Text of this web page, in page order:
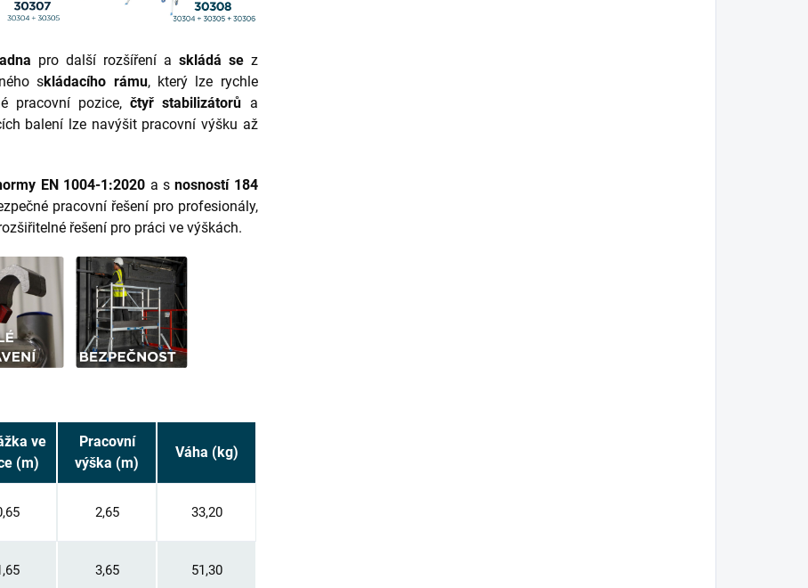
pro další rozšíření a skládá sez
skládacího rámu, který lze rychle
pracovní pozice,čtyř stabilizátorů a
balení lze navýšit pracovní výšku až
EN 1004-1:2020 a snosností 184
pracovní řešení pro profesionály,
řešení pro práci ve výškách.
ve
(m)
Pracovní
výška (m)
Váha (kg)
2,65 33,20
3,65 51,30